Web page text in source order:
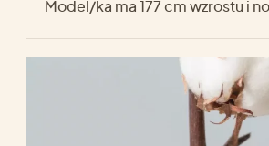
Model/ka ma 177 cm wzrostu i